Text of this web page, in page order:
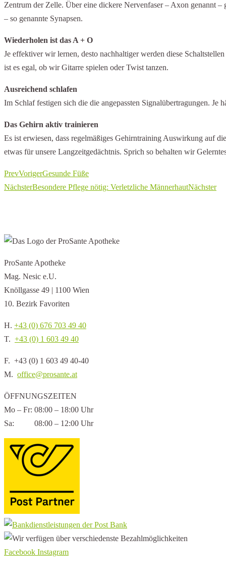
Zentrum der Zelle. Über eine dickere Nervenfaser – Axon genannt
– so genannte Synapsen.
Wiederholen ist das A + O
Je effektiver wir lernen, desto nachhaltiger werden diese
ist es egal, ob wir Gitarre spielen oder Twist tanzen.
Ausreichend schlafen
Im Schlaf festigen sich die die angepassten Signalübertragungen.
Das Gehirn aktiv trainieren
Es ist erwiesen, dass regelmäßiges Gehirntraining Auswirkung auf
etwas für unsere Langzeitgedächtnis. Sprich so behalten wir
PrevVorigerGesunde Füße
NächsterBesondere Pflege nötig: Verletzliche MännerhautNächster
ProSante Apotheke
Mag. Nesic e.U.
Knöllgasse 49 | 1100 Wien
10. Bezirk Favoriten
H. +43 (0) 676 703 49 40
T. +43 (0) 1 603 49 40
F. +43 (0) 1 603 49 40-40
M. office@prosante.at
ÖFFNUNGSZEITEN
Mo – Fr: 08:00 – 18:00 Uhr
Sa: 08:00 – 12:00 Uhr
Facebook Instagram